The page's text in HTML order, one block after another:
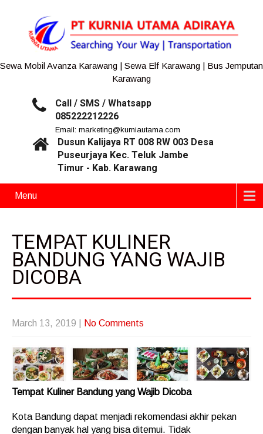
Sewa Mobil Avanza Karawang | Sewa Elf Karawang | Bus Jemputan
Karawang
Call / SMS / Whatsapp
085222212226
Email: marketing@kurniautama.com
Dusun Kalijaya RT 008 RW 003 Desa
Puseurjaya Kec. Teluk Jambe
Timur - Kab. Karawang
Menu
TEMPAT KULINER
BANDUNG YANG WAJIB
DICOBA
March 13, 2019 No Comments
Tempat Kuliner Bandung yang Wajib Dicoba
Kota Bandung dapat menjadi rekomendasi akhir pekan
dengan banyak hal yang bisa ditemui. Tidak